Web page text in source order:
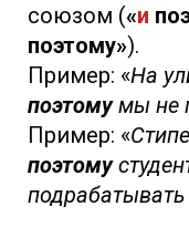
союзом («и
поэтому»).
Пример: «На
поэтомумы не
Пример: «
поэтому